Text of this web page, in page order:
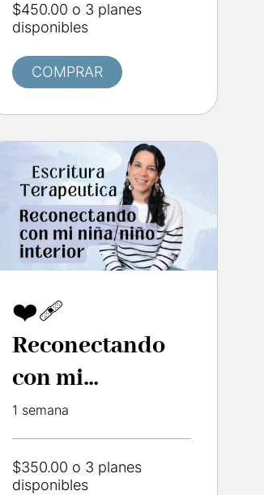
$450.00 o 3 planes
disponibles
COMPRAR
❤️‍🩹
Reconectando
con mi
niña/niño
interior 💖
1 semana
$350.00 o 3 planes
disponibles